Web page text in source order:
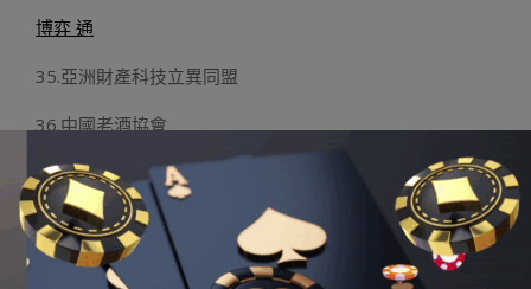
博弈 通
35.亞洲財產科技立異同盟
36.中國老酒協會
37.北京老酒協會
38.中國廉政設置裝備擺設與效能監察研究中央
39.北京河南中小企業商會